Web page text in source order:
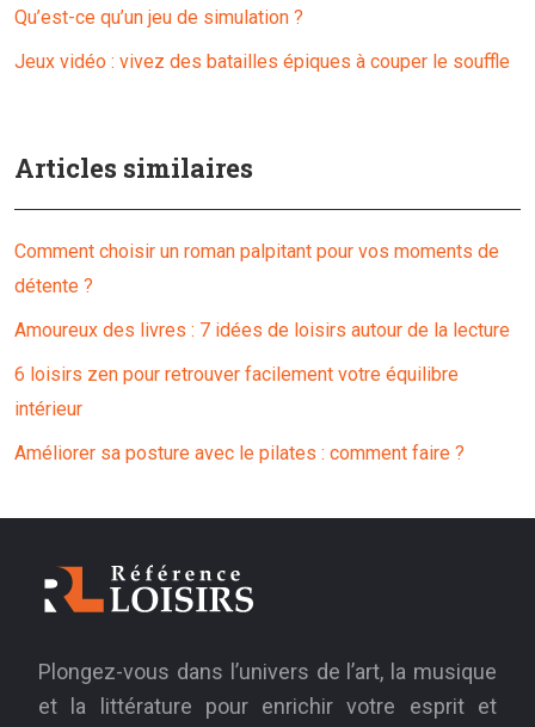
Qu’est-ce qu’un jeu de simulation ?
Jeux vidéo : vivez des batailles épiques à couper le souffle
Articles similaires
Comment choisir un roman palpitant pour vos moments de
détente ?
Amoureux des livres : 7 idées de loisirs autour de la lecture
6 loisirs zen pour retrouver facilement votre équilibre
intérieur
Améliorer sa posture avec le pilates : comment faire ?
Plongez-vous dans l’univers de l’art, la musique
et la littérature pour enrichir votre esprit et